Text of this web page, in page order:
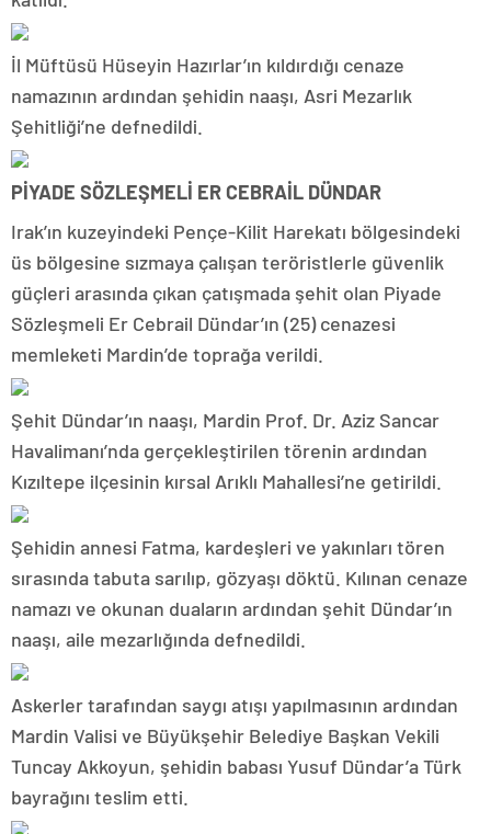
İl Müftüsü Hüseyin Hazırlar’ın kıldırdığı cenaze
namazının ardından şehidin naaşı, Asri Mezarlık
Şehitliği’ne defnedildi.
PİYADE SÖZLEŞMELİ ER CEBRAİL DÜNDAR
Irak’ın kuzeyindeki Pençe-Kilit Harekatı bölgesindeki
üs bölgesine sızmaya çalışan teröristlerle güvenlik
güçleri arasında çıkan çatışmada şehit olan Piyade
Sözleşmeli Er Cebrail Dündar’ın (25) cenazesi
memleketi Mardin’de toprağa verildi.
Şehit Dündar’ın naaşı, Mardin Prof. Dr. Aziz Sancar
Havalimanı’nda gerçekleştirilen törenin ardından
Kızıltepe ilçesinin kırsal Arıklı Mahallesi’ne getirildi.
Şehidin annesi Fatma, kardeşleri ve yakınları tören
sırasında tabuta sarılıp, gözyaşı döktü. Kılınan cenaze
namazı ve okunan duaların ardından şehit Dündar’ın
naaşı, aile mezarlığında defnedildi.
Askerler tarafından saygı atışı yapılmasının ardından
Mardin Valisi ve Büyükşehir Belediye Başkan Vekili
Tuncay Akkoyun, şehidin babası Yusuf Dündar’a Türk
bayrağını teslim etti.